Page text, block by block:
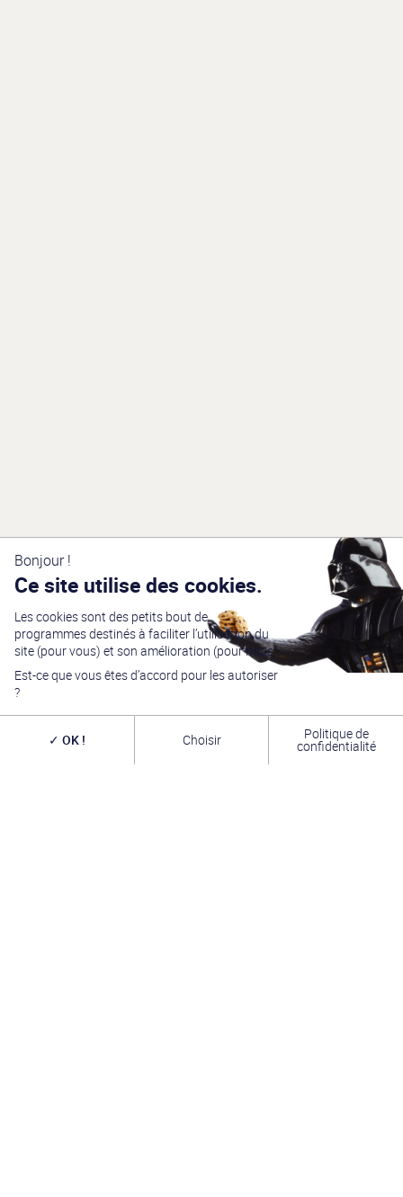
Générations Star Warsest depuis27
ans la référence
en matière de convention Star Wars. Nous accueillons
chaque année plus de 10 000 visiteurs sur un week
end complet
(autour du 4 mai – May the Four-th…)
dans une ambiance familiale grâce à notre
exceptionnels, des commerçants passionnéset une
équipe bénévole alliant convivialité, bonne humeur et
passion. A très bientôt !
Bonjour !
Ce site utilise des cookies.
Les cookies sont des petits bout de
programmes destinés à faciliter l’utilisation du
site (pour vous) et son amélioration (pour nous).
Est-ce que vous êtes d’accord pour les autoriser
?
OK ! Choisir Politique de
confidentialité